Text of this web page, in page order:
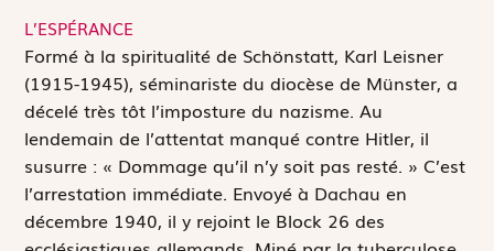
L’ESPÉRANCE
Formé à la spiritualité de Schönstatt, Karl Leisner
(1915-1945), séminariste du diocèse de Münster, a
décelé très tôt l’imposture du nazisme. Au
lendemain de l’attentat manqué contre Hitler, il
susurre : « Dommage qu’il n’y soit pas resté. » C’est
l’arrestation immédiate. Envoyé à Dachau en
décembre 1940, il y rejoint le Block 26 des